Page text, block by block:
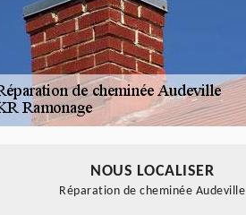
NOUS LOCALISER
Réparation de cheminée Audeville